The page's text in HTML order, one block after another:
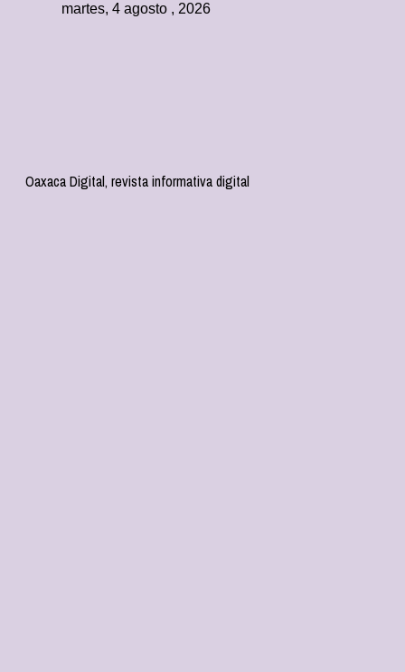
martes, 4 agosto , 2026
Oaxaca Digital, revista informativa digital